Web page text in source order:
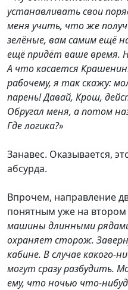
устанавливать свои
меня учить, что же
зелёные, вам самим ещё
ещё придёт ваше время.
А что касается
рабочему, я так скажу:
парень! Давай, Крош,
Обругал меня, а потом
Где логика?»
Занавес. Оказывается,
абсурда.
Впрочем, направление
понятным уже на втором
машины длинными
охраняет сторож.
кабине. В случае какого-
могут сразу разбудить.
ему, что ночью что-